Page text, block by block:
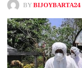
BYBIJOYBARTA24